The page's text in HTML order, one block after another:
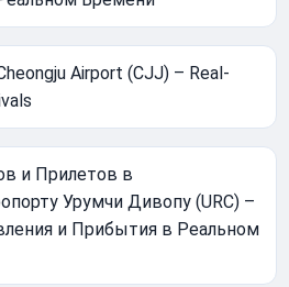
Airport (CJJ) – Real-
и Прилетов в
Урумчи Дивопу (URC) –
и Прибытия в Реальном